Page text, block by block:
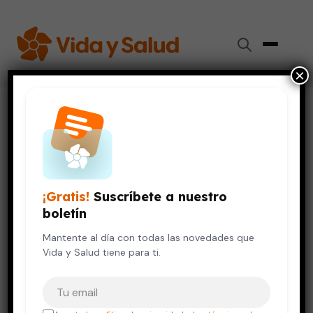
Videos de Salud
Cardiopatías que afectan a otros órganos
SALUD DE LA MUJER
Cardiopatías que afectan a
otros órganos
12 de octubre, 2023
¡Gratis! Suscríbete a nuestro
boletín
Mantente al día con todas las novedades que
Vida y Salud tiene para ti.
×